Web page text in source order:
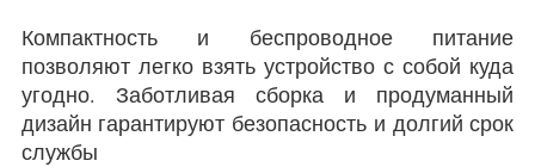
Компактность и беспроводное питание
позволяют легко взять устройство с собой куда
угодно. Заботливая сборка и продуманный
дизайн гарантируют безопасность и долгий срок
службы